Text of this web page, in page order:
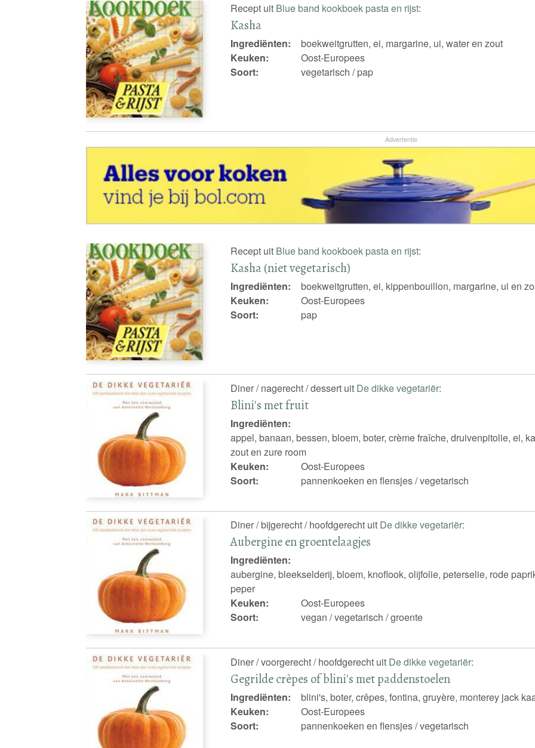
Recept uit Blue band kookboek pasta en rijst:
Kasha
Ingrediënten:
boekweitgrutten, ei, margarine, ui, water en zout
Keuken:
Oost-Europees
Soort:
vegetarisch / pap
Advertentie
Recept uit Blue band kookboek pasta en rijst:
Kasha (niet vegetarisch)
Ingrediënten:
boekweitgrutten, ei, kippenbouillon, margarine, ui en
Keuken:
Oost-Europees
Soort:
pap
Diner / nagerecht / dessert uit De dikke vegetariër:
Blini's met fruit
Ingrediënten:
appel, banaan, bessen, bloem, boter, crème fraîche, druivenpitolie, ei,
zout en zure room
Keuken:
Oost-Europees
Soort:
pannenkoeken en flensjes / vegetarisch
Diner / bijgerecht / hoofdgerecht uit De dikke vegetariër:
Aubergine en groentelaagjes
Ingrediënten:
aubergine, bleekselderij, bloem, knoflook, olijfolie, peterselie, rode
peper
Keuken:
Oost-Europees
Soort:
vegan / vegetarisch / groente
Diner / voorgerecht / hoofdgerecht uit De dikke vegetariër:
Gegrilde crèpes of blini's met paddenstoelen
Ingrediënten:
blini's, boter, crêpes, fontina, gruyère, monterey jack
Keuken:
Oost-Europees
Soort:
pannenkoeken en flensjes / vegetarisch